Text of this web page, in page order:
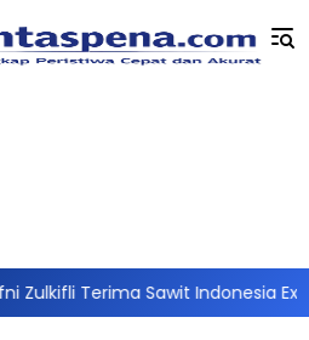
Sawit Indonesia Expo Award